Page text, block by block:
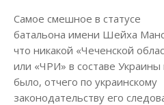
Самое смешное в статусе
батальона имени Шейха
что никакой «Чеченской
или «ЧРИ» в составе Украины
было, отчего по украинскому
законодательству его